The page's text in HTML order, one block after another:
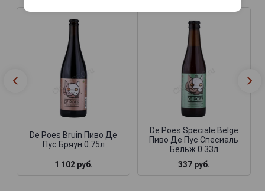
De Poes Bruin Пиво Де
Пус Бряун 0.75л
1 102 руб.
De Poes Speciale Belge
Пиво Де Пус Спесиаль
Бельж 0.33л
337 руб.